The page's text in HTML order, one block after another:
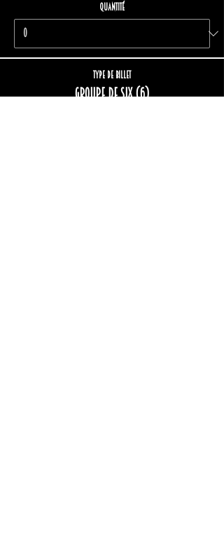
Quantité
Type de billet
Groupe de six (6)